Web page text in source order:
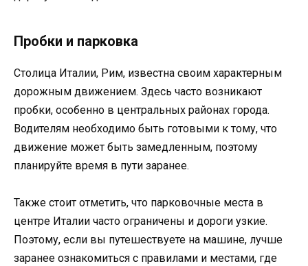
Пробки и парковка
Столица Италии, Рим, известна своим характерным
дорожным движением. Здесь часто возникают
пробки, особенно в центральных районах города.
Водителям необходимо быть готовыми к тому, что
движение может быть замедленным, поэтому
планируйте время в пути заранее.
Также стоит отметить, что парковочные места в
центре Италии часто ограничены и дороги узкие.
Поэтому, если вы путешествуете на машине, лучше
заранее ознакомиться с правилами и местами, где